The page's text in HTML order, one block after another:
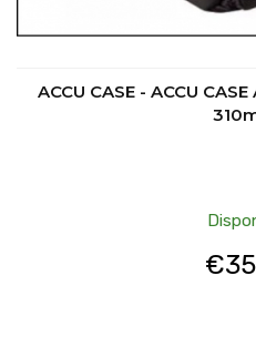
ACCU CASE - ACCU
€